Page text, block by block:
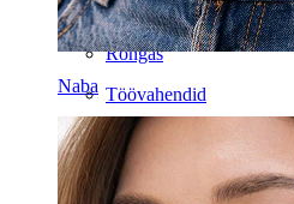
Naba
Hobuseraua
Rõngas
Töövahendid
Kaardus barbell
Kõrvanibu